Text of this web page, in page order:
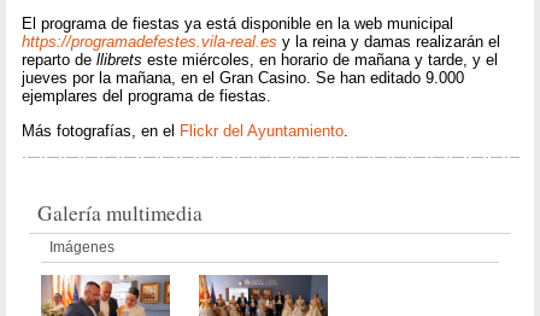
El programa de fiestas ya está disponible en la web municipal
https://programadefestes.vila-real.es y la reina y damas realizarán el
reparto dellibrets este miércoles, en horario de mañana y tarde, y el
jueves por la mañana, en el Gran Casino. Se han editado 9.000
ejemplares del programa de fiestas.
Más fotografías, en el Flickr del Ayuntamiento
Galería multimedia
Imágenes